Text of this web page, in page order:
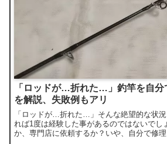
「ロッドが…折れた…」釣竿を自分
を解説、失敗例もアリ
「ロッドが…折れた…」そんな絶望的な状
れば1度は経験した事があるのではないでし
か、専門店に依頼するか？いや、自分で修理